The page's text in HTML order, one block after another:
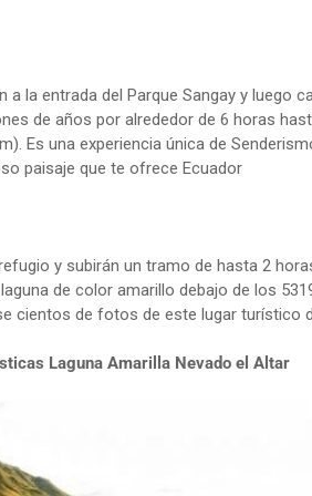
a la entrada del Parque Sangay y luego
de años por alrededor de 6 horas
Es una experiencia única de
paisaje que te ofrece Ecuador
y subirán un tramo de hasta 2
de color amarillo debajo de los
cientos de fotos de este lugar turístico
Laguna Amarilla Nevado el Altar